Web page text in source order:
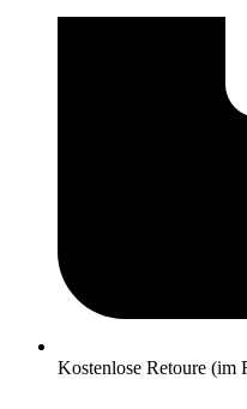
Kostenlose Retoure (im